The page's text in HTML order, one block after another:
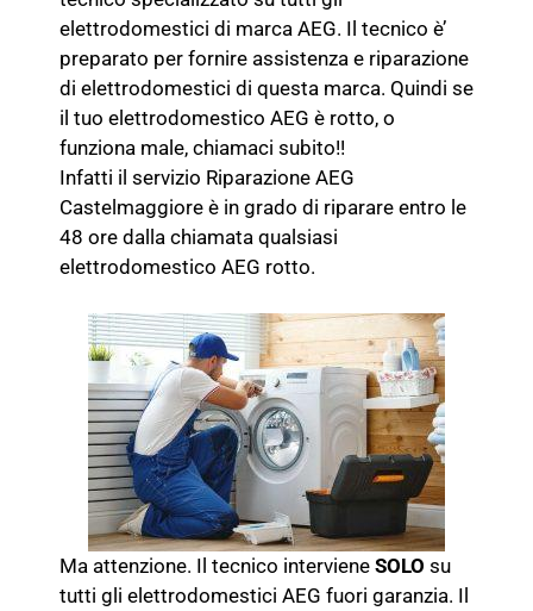
elettrodomestici di marca AEG. Il tecnico è’
preparato per fornire assistenza e riparazione
di elettrodomestici di questa marca. Quindi se
il tuo elettrodomestico AEG è rotto, o
funziona male, chiamaci subito!!
Infatti il servizio Riparazione AEG
Castelmaggiore è in grado di riparare entro le
48 ore dalla chiamata qualsiasi
elettrodomestico AEG rotto.
Ma attenzione. Il tecnico interviene SOLO su
tutti gli elettrodomestici AEG fuori garanzia. Il